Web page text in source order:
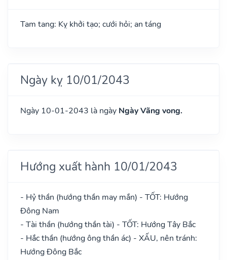
Tam tang: Kỵ khởi tạo; cưới hỏi; an táng
Ngày kỵ 10/01/2043
Ngày 10-01-2043 là ngày Ngày Vãng vong.
Hướng xuất hành 10/01/2043
- Hỷ thần (hướng thần may mắn) - TỐT: Hướng
Đông Nam
- Tài thần (hướng thần tài) - TỐT: Hướng Tây Bắc
- Hắc thần (hướng ông thần ác) - XẤU, nên tránh:
Hướng Đông Bắc